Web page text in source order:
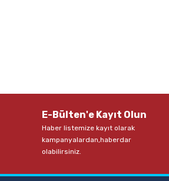
E-Bülten'e Kayıt Olun
Haber listemize kayıt olarak
kampanyalardan,haberdar
olabilirsiniz.